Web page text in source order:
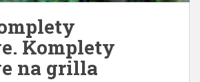
Komplety
na grilla